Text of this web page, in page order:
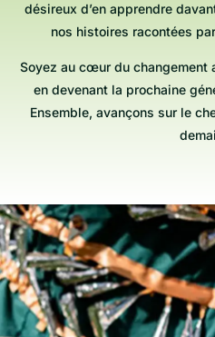
désireux d’en apprendre
nos histoires racontées
Soyez au cœur du changement
en devenant la prochaine
Ensemble, avançons sur le